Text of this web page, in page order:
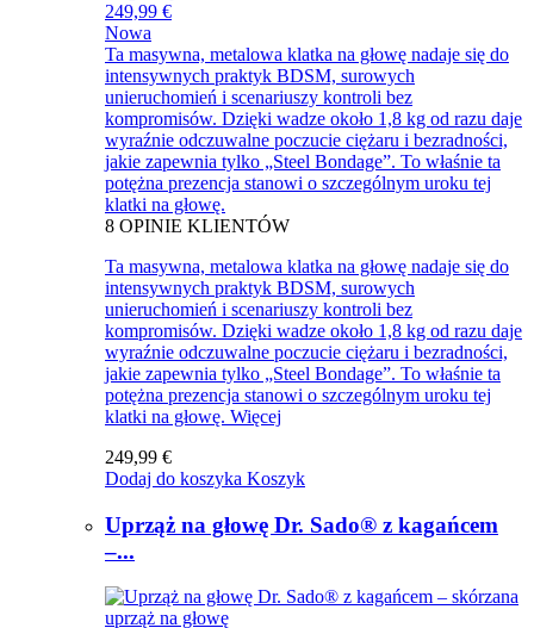
249,99 €
Nowa
Ta masywna, metalowa klatka na głowę nadaje się do
intensywnych praktyk BDSM, surowych
unieruchomień i scenariuszy kontroli bez
kompromisów. Dzięki wadze około 1,8 kg od razu daje
wyraźnie odczuwalne poczucie ciężaru i bezradności,
jakie zapewnia tylko „Steel Bondage”. To właśnie ta
potężna prezencja stanowi o szczególnym uroku tej
klatki na głowę.
8 OPINIE KLIENTÓW
Ta masywna, metalowa klatka na głowę nadaje się do
intensywnych praktyk BDSM, surowych
unieruchomień i scenariuszy kontroli bez
kompromisów. Dzięki wadze około 1,8 kg od razu daje
wyraźnie odczuwalne poczucie ciężaru i bezradności,
jakie zapewnia tylko „Steel Bondage”. To właśnie ta
potężna prezencja stanowi o szczególnym uroku tej
klatki na głowę. Więcej
249,99 €
Dodaj do koszyka Koszyk
Uprząż na głowę Dr. Sado® z kagańcem
–...